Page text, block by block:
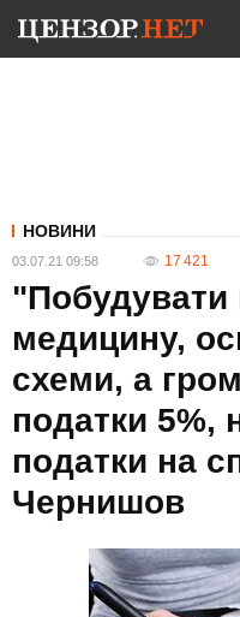
НОВИНИ
03.07.21 09:58 17 421
"Побудувати
медицину,
схеми, а
податки 5%,
податки на
Чернишов